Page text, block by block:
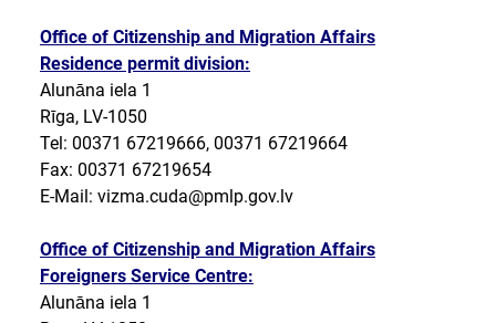
Office of Citizenship and Migration Affairs
Residence permit division:
Alunāna iela 1
Rīga, LV-1050
Tel: 00371 67219666, 00371 67219664
Fax: 00371 67219654
E-Mail: vizma.cuda@pmlp.gov.lv
Office of Citizenship and Migration Affairs
Foreigners Service Centre:
Alunāna iela 1